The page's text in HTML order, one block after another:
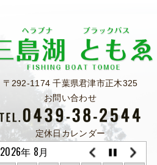
〒292-1174 千葉県君津市正木325
お問い合わせ
定休日カレンダー
2026年 8月